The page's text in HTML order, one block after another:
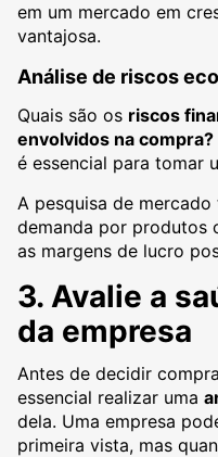
em um mercado em
vantajosa.
Análise de riscos
Quais são os riscos
envolvidos na compra?
é essencial para tomar
A pesquisa de
demanda por produtos
as margens de lucro
3. Avalie a
da empresa
Antes de decidir
essencial realizar uma
dela. Uma empresa
primeira vista, mas